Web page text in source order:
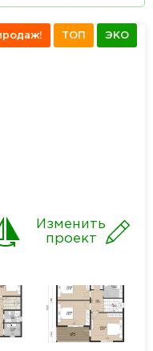
ТОП ЭКО
Изменить
проект